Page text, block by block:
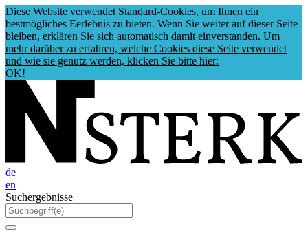
Diese Website verwendet Standard-Cookies, um Ihnen ein
bestmögliches Eerlebnis zu bieten. Wenn Sie weiter auf dieser Seite
bleiben, erklären Sie sich automatisch damit einverstanden. Um
mehr darüber zu erfahren, welche Cookies diese Seite verwendet
und wie sie genutz werden, klicken Sie bitte hier:
OK!
de
en
Suchergebnisse